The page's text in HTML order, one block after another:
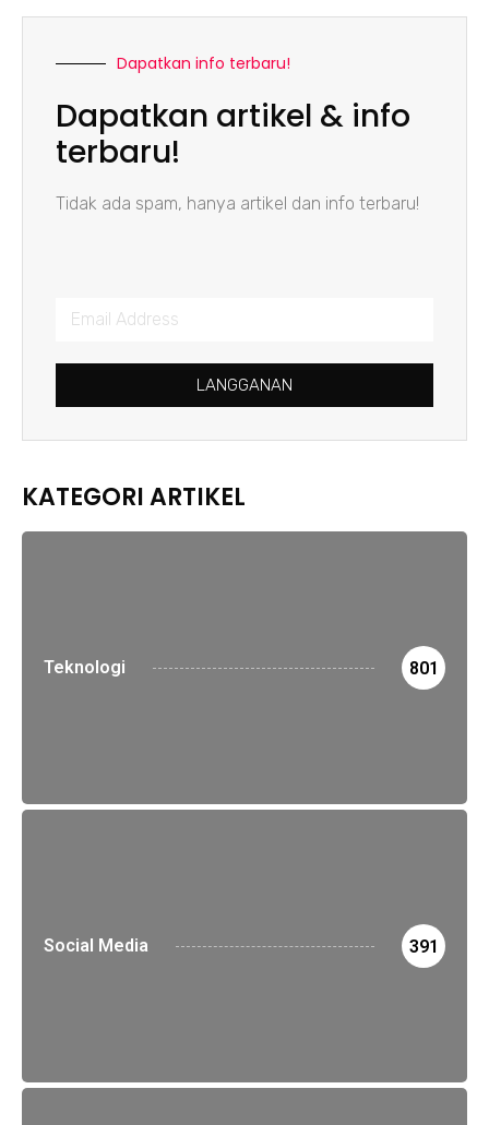
Dapatkan info terbaru!
Dapatkan artikel & info
terbaru!
Tidak ada spam, hanya artikel dan info terbaru!
LANGGANAN
KATEGORI ARTIKEL
Teknologi 801
Social Media 391